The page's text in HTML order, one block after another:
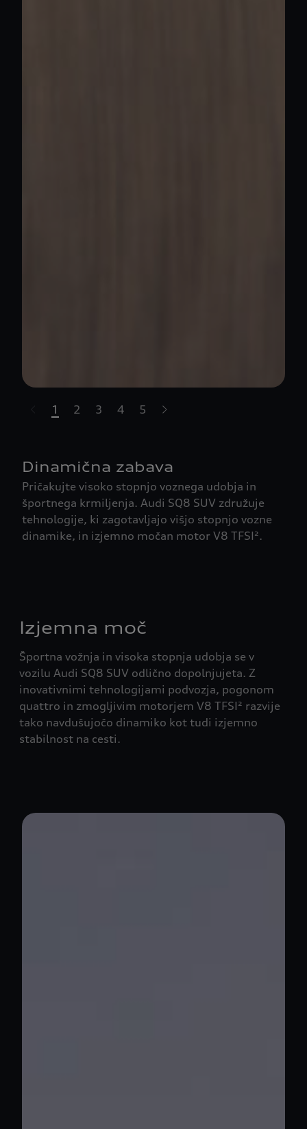
highlights.skipLinkText__
1 2 3 4 5
Dinamična zabava
Pričakujte visoko stopnjo voznega udobja in
športnega krmiljenja. Audi SQ8 SUV združuje
tehnologije, ki zagotavljajo višjo stopnjo vozne
dinamike, in izjemno močan motor V8 TFSI².
Izjemna moč
Športna vožnja in visoka stopnja udobja se v
vozilu Audi SQ8 SUV odlično dopolnjujeta. Z
inovativnimi tehnologijami podvozja, pogonom
quattro in zmogljivim motorjem V8 TFSI² razvije
tako navdušujočo dinamiko kot tudi izjemno
stabilnost na cesti.